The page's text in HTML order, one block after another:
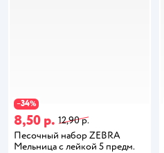
−34%
8,50 р. 12,90 р.
Песочный набор ZEBRA
Мельница с лейкой 5 предм.